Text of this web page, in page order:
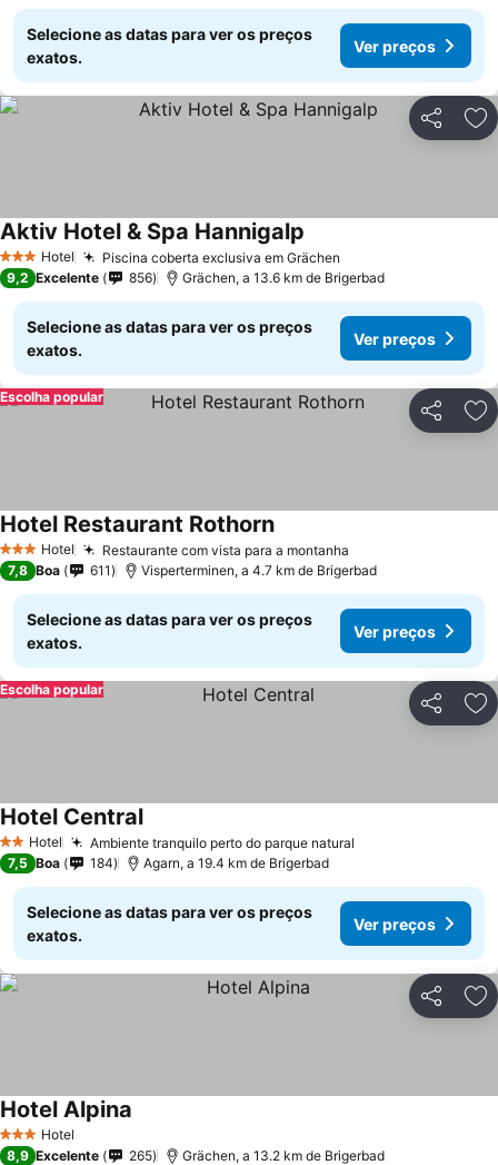
Selecione as datas para ver os preços
exatos.
Ver preços
Partilhar
3 EstrelasHotel Piscina coberta exclusiva em Grächen
Aktiv Hotel & Spa Hannigalp
9,2 Excelente 856 Grächen, a 13.6 km de Brigerbad
Selecione as datas para ver os preços
exatos.
Ver preços
Partilhar
Escolha popular
3 EstrelasHotel Restaurante com vista para a montanha
Hotel Restaurant RothornVer preços
7,8 Boa 611 Visperterminen, a 4.7 km de Brigerbad
Selecione as datas para ver os preços
exatos.
Ver preços
Partilhar
Escolha popular
2 Estrelas
Hotel Ambiente tranquilo perto do parque natural
Hotel CentralVer preços
7,5 Boa 184 Agarn, a 19.4 km de Brigerbad
Selecione as datas para ver os preços
exatos.
Ver preços
Partilhar
3 EstrelasHotel
Hotel Alpina
8,9 Excelente 265 Grächen, a 13.2 km de Brigerbad